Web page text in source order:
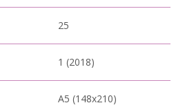
25
1 (2018)
A5 (148x210)